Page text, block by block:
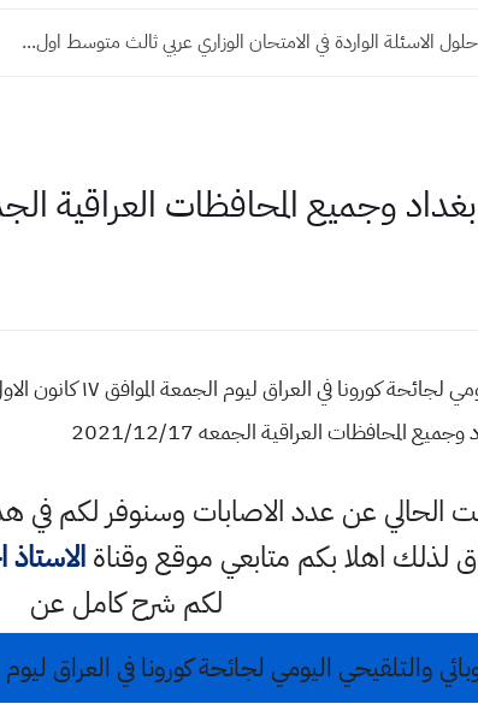
حلول الاسئلة الواردة في الامتحان الوزاري عربي ثالث متوسط اول...
وجميع المحافظات العراقية الجمعه
المحافظات العراقية الجمعه 2021/12/17
الحالي عن عدد الاصابات وسنوفر
لذلك اهلا بكم متابعي موقع وقناة
لكم شرح كامل عن
والتلقيحي اليومي لجائحة كورونا في العراق ليوم الجمعة